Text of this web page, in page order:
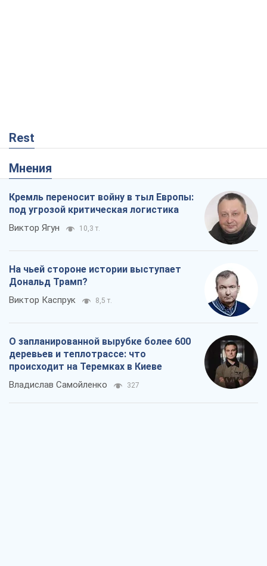
Rest
Мнения
Кремль переносит войну в тыл Европы:
под угрозой критическая логистика
Виктор Ягун 10,3 т.
На чьей стороне истории выступает
Дональд Трамп?
Виктор Каспрук 8,5 т.
О запланированной вырубке более 600
деревьев и теплотрассе: что
происходит на Теремках в Киеве
Владислав Самойленко 327